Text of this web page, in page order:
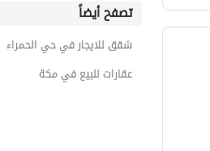
تصفح أيضاً
شقق للايجار في حي الحمراء
عقارات للبيع في مكة